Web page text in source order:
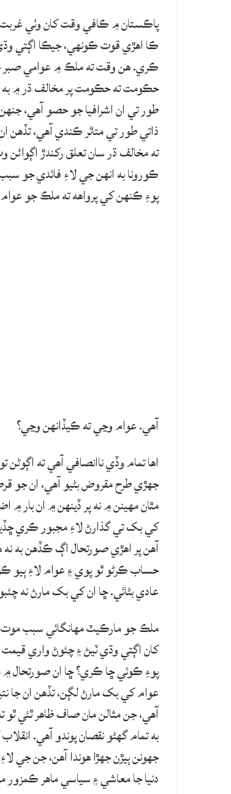
پاڪستان ۾ ڪافي وقت کان وٺي غربت
ڪا اهڙي قوت ڪونهي، جيڪا اڳتي
ڪري. هن وقت ته ملڪ ۾ عوامي صبر جو
حڪومت ته حڪومت پر مخالف ڌر ۾
طور تي ان اشرافيا جو حصو آهي،
ذاتي طور تي متاثر ڪندي آهي، تڏهن
ته مخالف ڌر سان تعلق رکندڙ
ڪورونا به انهن جي لاءِ فائدي جو
پوءِ ڪنهن کي پرواهه ته ملڪ جو
آهي. عوام وڃي ته ڪيڏانهن وڃي؟
اها تمام وڏي ناانصافي آهي ته
جهڙي طرح مقروض بڻيو آهي، ان جو
مٿان مهينن ۾ نه پر ڏينهن ۾ ان بار
کي بک تي گذارڻ لاءِ مجبور ڪري
آهن پر اهڙي صورتحال اڳ ڪڏهن به
حساب ڪرڻو ٿو پوي ۽ عوام لاءِ ٻيو
عادي بڻائي. ڇا ان کي بک مارڻ نه
ملڪ جو مارڪيٽ مهانگائي سبب
کان اڳتي وڌي ٽيڻ ۽ چئوڻ واري
پوءِ ڪوئي ڇا ڪري؟ ڇا ان صورتحال
عوام کي بک مارڻ لڳن، تڏهن ان جا
آهي، جن مثالن مان صاف ظاهر ٿئي
به تمام گهڻو نقصان پوندو آهي.
جهونن ٻيڙن جهڙا هوندا آهن، جن جي
دنيا جا معاشي ۽ سياسي ماهر ڪمزور